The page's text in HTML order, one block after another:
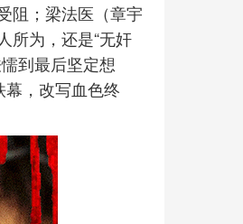
阻；梁法医（章宇
所为，还是“无奸
到最后坚定想
，改写血色终